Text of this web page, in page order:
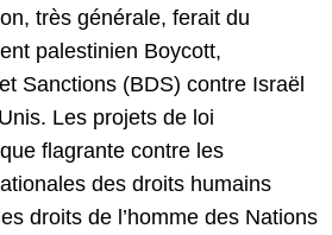
très générale, ferait du
palestinien Boycott,
Sanctions (BDS) contre Israël
Les projets de loi
flagrante contre les
des droits humains
droits de l’homme des Nations